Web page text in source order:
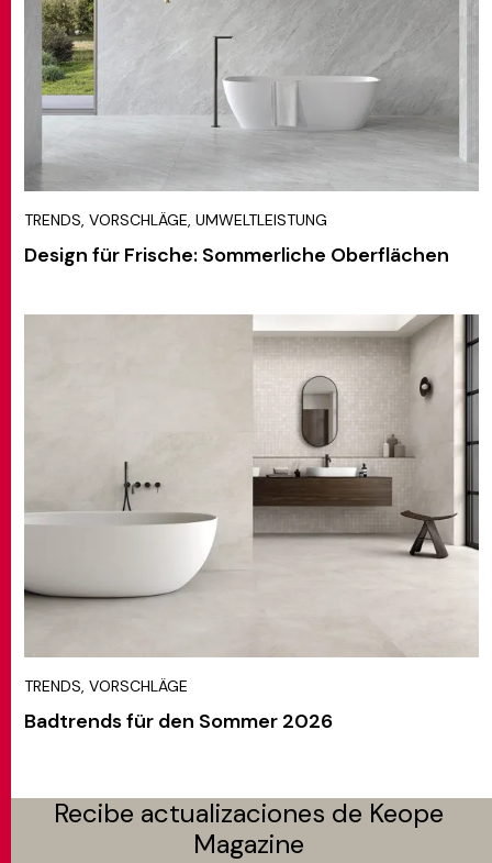
TRENDS, VORSCHLÄGE, UMWELTLEISTUNG
Design für Frische: Sommerliche Oberflächen
TRENDS, VORSCHLÄGE
Badtrends für den Sommer 2026
Recibe actualizaciones de Keope
Magazine